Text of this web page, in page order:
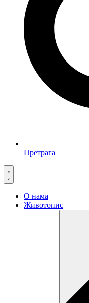
Претрага
О нама
Животопис